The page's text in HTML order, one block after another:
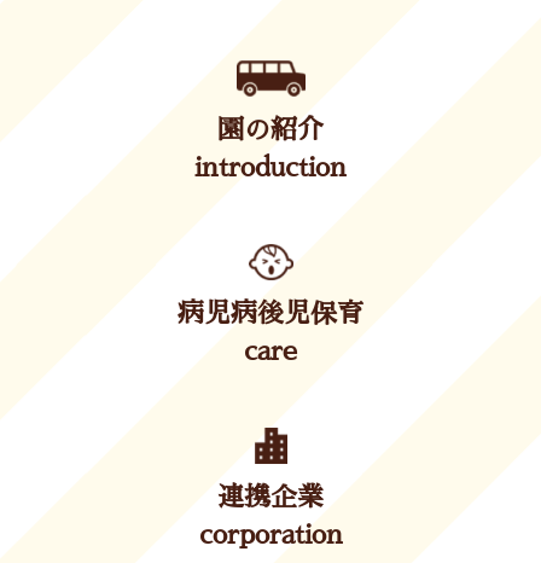
園の紹介
introduction
病児病後児保育
care
連携企業
corporation